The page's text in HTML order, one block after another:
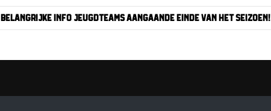
BELANGRIJKE INFO JEUGDTEAMS AANGAANDE EINDE VAN HET SEIZOEN!